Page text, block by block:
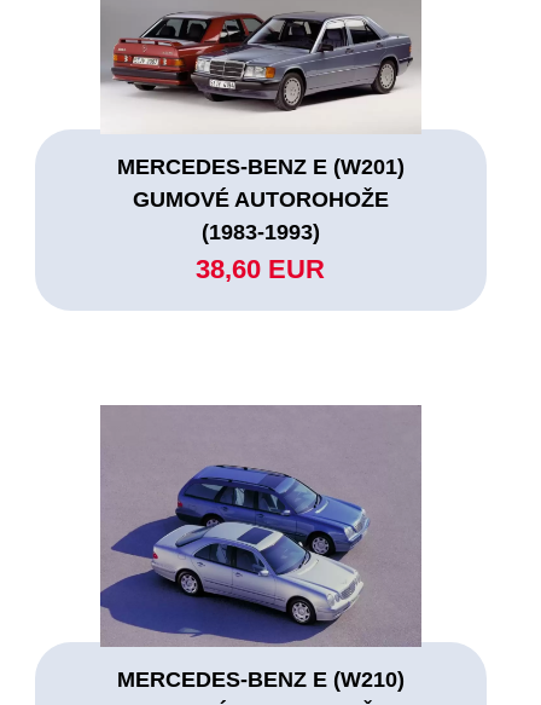
MERCEDES-BENZ E (W201)
GUMOVÉ AUTOROHOŽE
(1983-1993)
38,60 EUR
MERCEDES-BENZ E (W210)